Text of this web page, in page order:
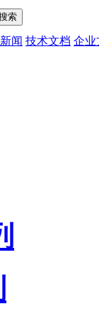
索
闻 技术文档 企业